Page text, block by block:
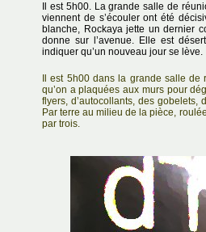
Il est 5h00. La grande salle de
viennent de s’écouler ont été
blanche, Rockaya jette un dernier
donne sur l’avenue. Elle est
indiquer qu’un nouveau jour se lève.
Il est 5h00 dans la grande salle
qu’on a plaquées aux murs pour
flyers, d’autocollants, des gobelets,
Par terre au milieu de la pièce,
par trois.